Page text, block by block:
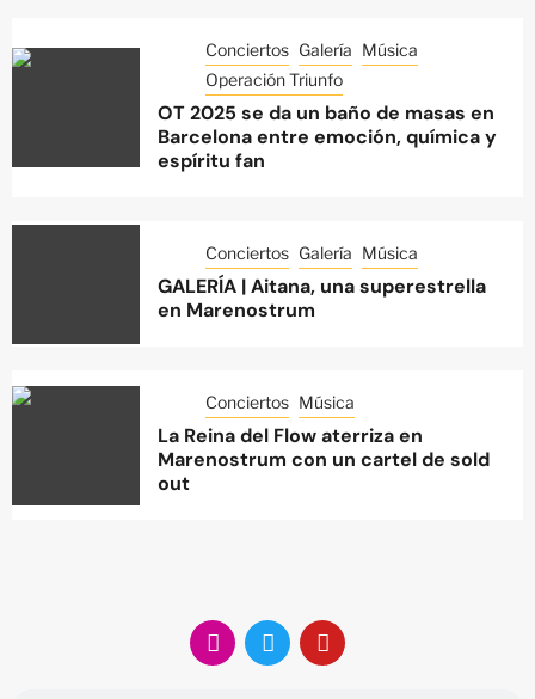
Conciertos Galería Música
Operación Triunfo
OT 2025 se da un baño de masas en
Barcelona entre emoción, química y
espíritu fan
Conciertos Galería Música
GALERÍA | Aitana, una superestrella
en Marenostrum
Conciertos Música
La Reina del Flow aterriza en
Marenostrum con un cartel de sold
out